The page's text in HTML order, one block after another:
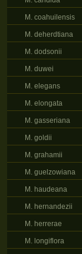
M. coahuilensis
M. deherdtiana
M. dodsonii
M. duwei
M. elegans
M. elongata
M. gasseriana
M. goldii
M. grahamii
M. guelzowiana
M. haudeana
M. hernandezii
M. herrerae
M. longiflora